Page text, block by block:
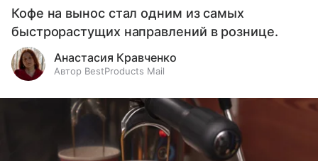
Кофе на вынос стал одним из самых
быстрорастущих направлений в рознице.
Анастасия Кравченко
Автор BestProducts Mail